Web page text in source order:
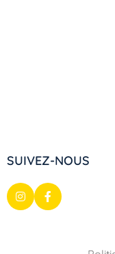
SUIVEZ-NOUS